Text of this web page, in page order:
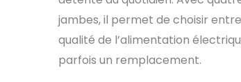
jambes, il permet de choisir
qualité de l’alimentation
parfois un remplacement.